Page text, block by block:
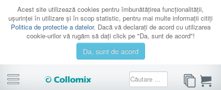
Acest site utilizează cookies pentru îmbunătăţirea funcţionalităţii,
uşurinţei în utilizare şi în scop statistic, pentru mai multe informaţii citiţi
Politica de protectie a datelor. Dacă vă declaraţi de acord cu utilizarea
cookie-urilor vă rugăm să daţi click pe "Da, sunt de acord"!
Da, sunt de acord